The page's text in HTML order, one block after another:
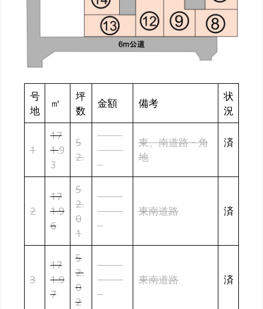
号
地
㎡
坪
数
金額 備考
状
況
1
17
1.9
3
5
2.
¥13,6
00,00
0
東、南道路・角
地
済
2
17
1.9
6
5
2.
0
1
¥12,4
80,00
0
東南道路 済
3
17
1.9
7
5
2.
0
2
¥12,4
80,00
0
東南道路 済